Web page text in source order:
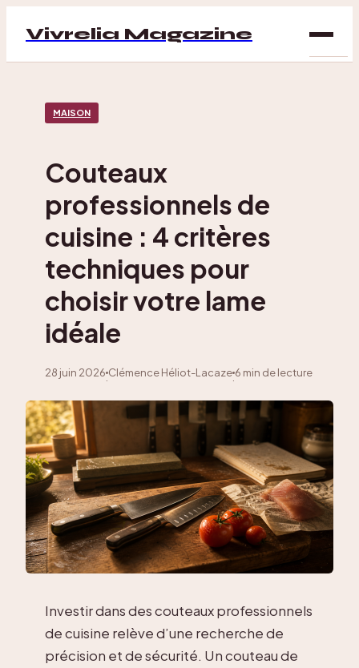
Vivrelia Magazine
MAISON
Couteaux
professionnels de
cuisine : 4 critères
techniques pour
choisir votre lame
idéale
28 juin 2026
·
Clémence Héliot-Lacaze
·
6 min de lecture
Investir dans des couteaux professionnels
de cuisine relève d’une recherche de
précision et de sécurité. Un couteau de